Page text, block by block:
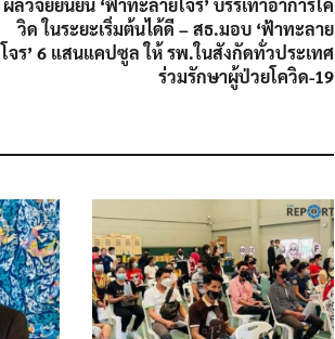
ผลวิจัยยืนยัน ‘ฟ้าทะลายโจร’ บรรเทาอาการโค
วิด ในระยะเริ่มต้นได้ดี – สธ.มอบ ‘ฟ้าทะลาย
โจร’ 6 แสนแคปซูล ให้ รพ.ในสังกัดทั่วประเทศ
ร่วมรักษาผู้ป่วยโควิด-19